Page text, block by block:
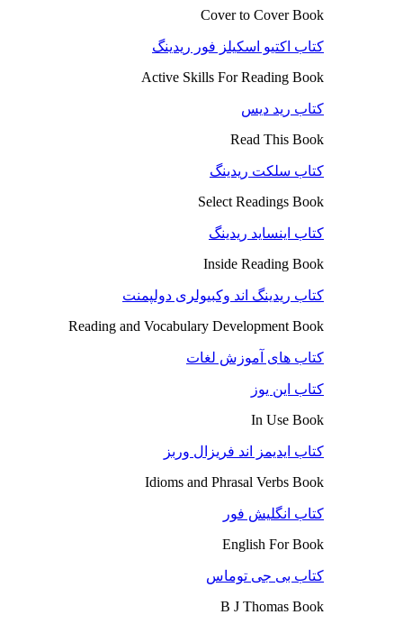
Cover to Cover Book
کتاب اکتیو اسکیلز فور ریدینگ
Active Skills For Reading Book
کتاب رید دیس
Read This Book
کتاب سلکت ریدینگ
Select Readings Book
کتاب اینساید ریدینگ
Inside Reading Book
کتاب ریدینگ اند وکبیولری دولپمنت
Reading and Vocabulary Development Book
کتاب های آموزش لغات
کتاب این یوز
In Use Book
کتاب ایدیمز اند فریزال وربز
Idioms and Phrasal Verbs Book
کتاب انگلیش فور
English For Book
کتاب بی جی توماس
B J Thomas Book